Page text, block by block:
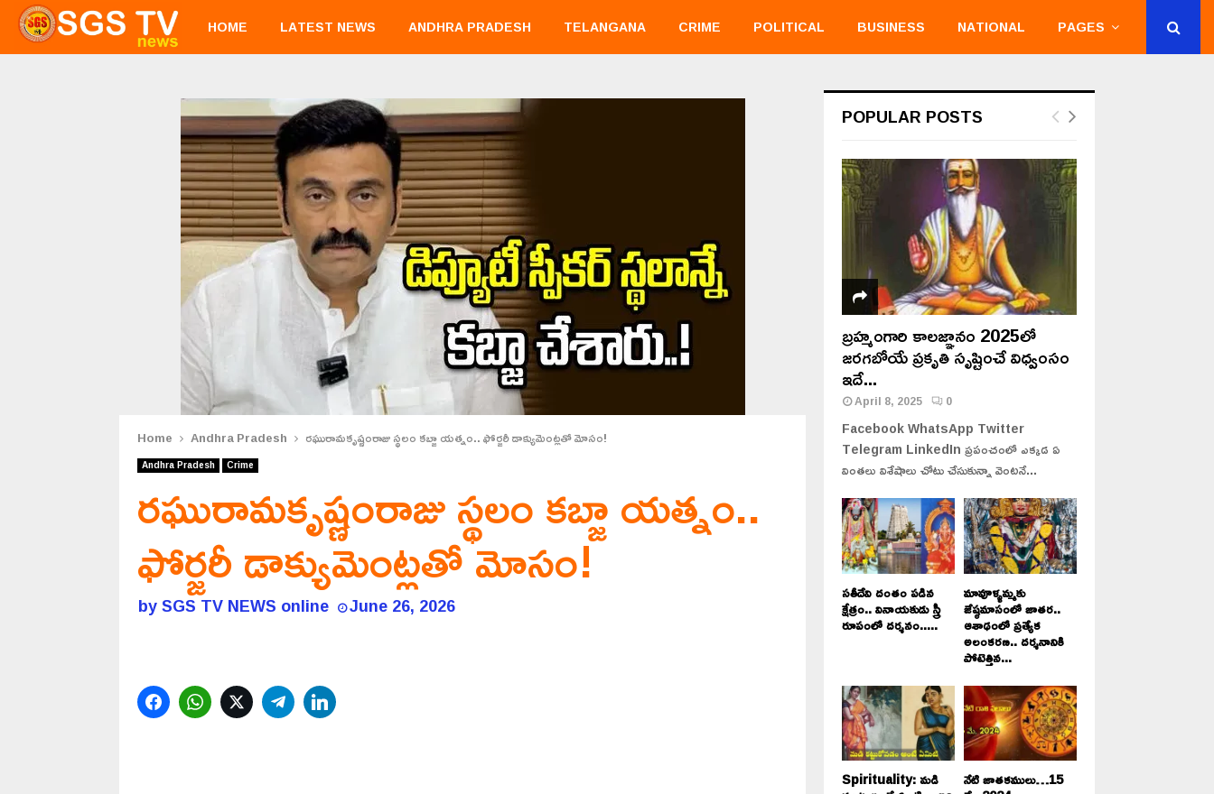
HOME LATEST NEWS ANDHRA PRADESH TELANGANA CRIME POLITICAL BUSINESS NATIONAL PAGES
Home Andhra Pradesh రఘురామకృష్ణంరాజు స్థలం కబ్జా యత్నం.. ఫోర్జరీ డాక్యుమెంట్లతో మోసం!
Andhra Pradesh Crime
రఘురామకృష్ణంరాజు స్థలం కబ్జా యత్నం..
ఫోర్జరీ డాక్యుమెంట్లతో మోసం!
bySGS TV NEWS online June 26, 2026
FacebookWhatsAppTwitterTelegram
POPULAR POSTS
బ్రహ్మంగారి కాలజ్ఞానం 2025లో
జరగబోయే ప్రకృతి సృష్టించే విధ్వంసం
ఇదే...
April 8, 2025 0
Facebook WhatsApp Twitter
Telegram LinkedIn ప్రపంచంలో ఎక్కడ ఏ
వింతలు విశేషాలు చోటు చేసుకున్నా వెంటనే...
సతీదేవి దంతం పడిన
క్షేత్రం.. వినాయకుడు స్త్రీ
రూపంలో దర్శనం.....
మావూళ్ళమ్మకు
జేష్ఠమాసంలో జాతర..
ఆశాఢంలో ప్రత్యేక
అలంకరణ.. దర్శనానికి
పోటెత్తిన...
Spirituality: మడి నేటి జాతకములు…15